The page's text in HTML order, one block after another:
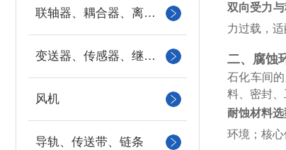
联轴器、耦合器、离合器
变送器、传感器、继电器
风机
导轨、传送带、链条
双向受力与
力过载，
二、腐蚀
石化车间
料、密封、
耐蚀材料选
环境；核